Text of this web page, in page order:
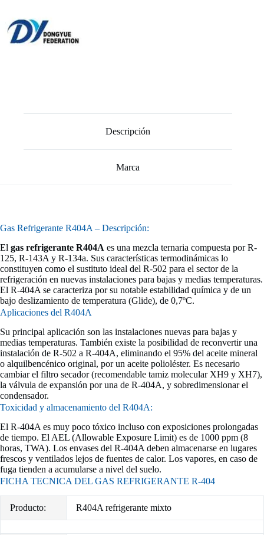
Descripción
Marca
Gas Refrigerante R404A – Descripción:
El gas refrigerante R404A es una mezcla ternaria compuesta por R-
125, R-143A y R-134a. Sus características termodinámicas lo
constituyen como el sustituto ideal del R-502 para el sector de la
refrigeración en nuevas instalaciones para bajas y medias temperaturas.
El R-404A se caracteriza por su notable estabilidad química y de un
bajo deslizamiento de temperatura (Glide), de 0,7ºC.
Aplicaciones del R404A
Su principal aplicación son las instalaciones nuevas para bajas y
medias temperaturas. También existe la posibilidad de reconvertir una
instalación de R-502 a R-404A, eliminando el 95% del aceite mineral
o alquilbencénico original, por un aceite polioléster. Es necesario
cambiar el filtro secador (recomendable tamiz molecular XH9 y XH7),
la válvula de expansión por una de R-404A, y sobredimensionar el
condensador.
Toxicidad y almacenamiento del R404A:
El R-404A es muy poco tóxico incluso con exposiciones prolongadas
de tiempo. El AEL (Allowable Exposure Limit) es de 1000 ppm (8
horas, TWA). Los envases del R-404A deben almacenarse en lugares
frescos y ventilados lejos de fuentes de calor. Los vapores, en caso de
fuga tienden a acumularse a nivel del suelo.
FICHA TECNICA DEL GAS REFRIGERANTE R-404
Producto: R404A refrigerante mixto